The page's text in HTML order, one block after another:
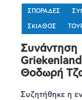
ΣΠΟΡΑΔΕΣ
ΣΚΙΑΘΟΣ
Θοδωρή
Συζητήθηκε η